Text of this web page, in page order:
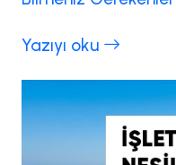
Yazıyı oku